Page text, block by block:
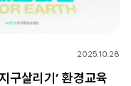
2025.10.28
구살리기’ 환경교육